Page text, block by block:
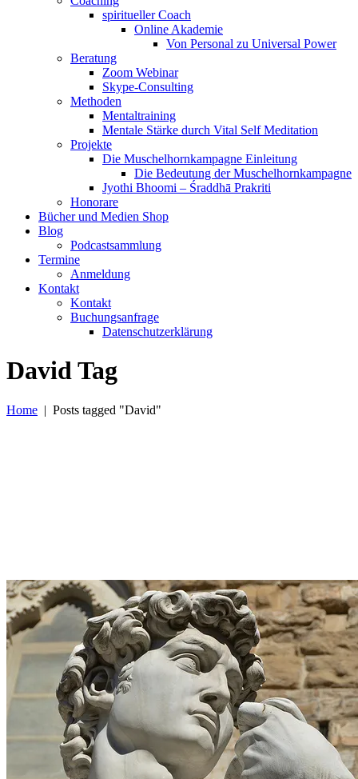
spiritueller Coach
Online Akademie
Von Personal zu Universal Power
Beratung
Zoom Webinar
Skype-Consulting
Methoden
Mentaltraining
Mentale Stärke durch Vital Self Meditation
Projekte
Die Muschelhornkampagne Einleitung
Die Bedeutung der Muschelhornkampagne
Jyothi Bhoomi – Śraddhā Prakriti
Honorare
Bücher und Medien Shop
Blog
Podcastsammlung
Termine
Anmeldung
Kontakt
Kontakt
Buchungsanfrage
Datenschutzerklärung
David Tag
Home | Posts tagged "David"